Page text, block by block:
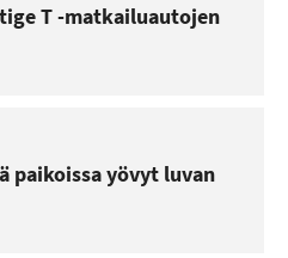
T -matkailuautojen
paikoissa yövyt luvan